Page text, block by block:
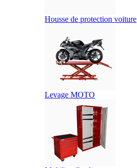
Housse de protection voiture
Levage MOTO